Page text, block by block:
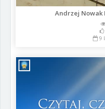
Andrzej Nowak
9